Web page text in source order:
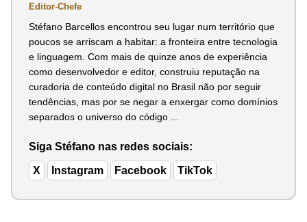
Editor-Chefe
Stéfano Barcellos encontrou seu lugar num território que
poucos se arriscam a habitar: a fronteira entre tecnologia
e linguagem. Com mais de quinze anos de experiência
como desenvolvedor e editor, construiu reputação na
curadoria de conteúdo digital no Brasil não por seguir
tendências, mas por se negar a enxergar como domínios
separados o universo do código ...
Siga Stéfano nas redes sociais:
X Instagram Facebook TikTok